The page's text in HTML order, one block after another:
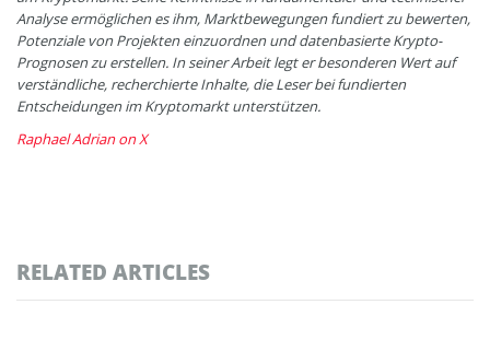
Analyse ermöglichen es ihm, Marktbewegungen fundiert zu bewerten,
Potenziale von Projekten einzuordnen und datenbasierte Krypto-
Prognosen zu erstellen. In seiner Arbeit legt er besonderen Wert auf
verständliche, recherchierte Inhalte, die Leser bei fundierten
Entscheidungen im Kryptomarkt unterstützen.
Raphael Adrian on X
RELATED ARTICLES